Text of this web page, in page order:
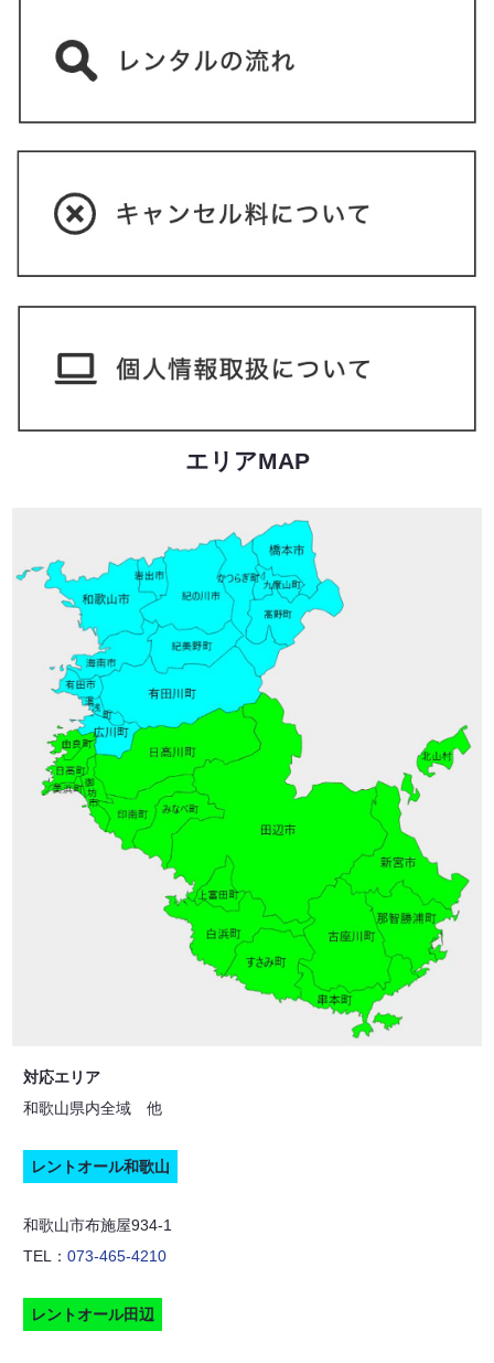
エリアMAP
対応エリア
和歌山県内全域 他
レントオール和歌山
和歌山市布施屋934-1
TEL：073-465-4210
レントオール田辺